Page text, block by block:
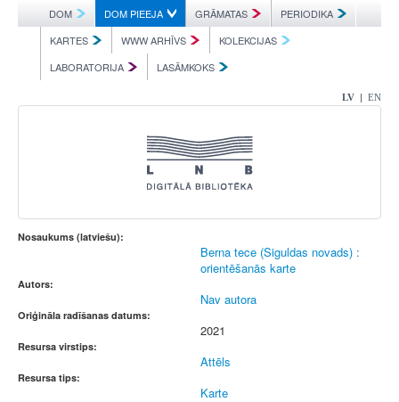
DOM DOM PIEEJA GRĀMATAS
PERIODIKA
KARTES
WWW ARHĪVS
KOLEKCIJAS
LABORATORIJA
LASĀMKOKS
LV | EN
Nosaukums (latviešu):
Berna tece (Siguldas novads) :
orientēšanās karte
Autors:
Nav autora
Oriģināla radīšanas datums:
2021
Resursa virstips:
Attēls
Resursa tips:
Karte